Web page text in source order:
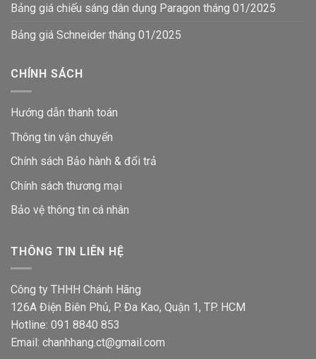
Bảng giá chiếu sáng dân dụng Paragon tháng 01/2025
Bảng giá Schneider tháng 01/2025
CHÍNH SÁCH
Hướng dẫn thanh toán
Thông tin vận chuyển
Chính sách Bảo hành & đổi trả
Chính sách thương mại
Bảo vệ thông tin cá nhân
THÔNG TIN LIÊN HỆ
Công ty THHH Chánh Hãng
126A Điện Biên Phủ, P. Đa Kao, Quận 1, TP. HCM
Hotline: 091 8840 853
Email: chanhhang.ct@gmail.com